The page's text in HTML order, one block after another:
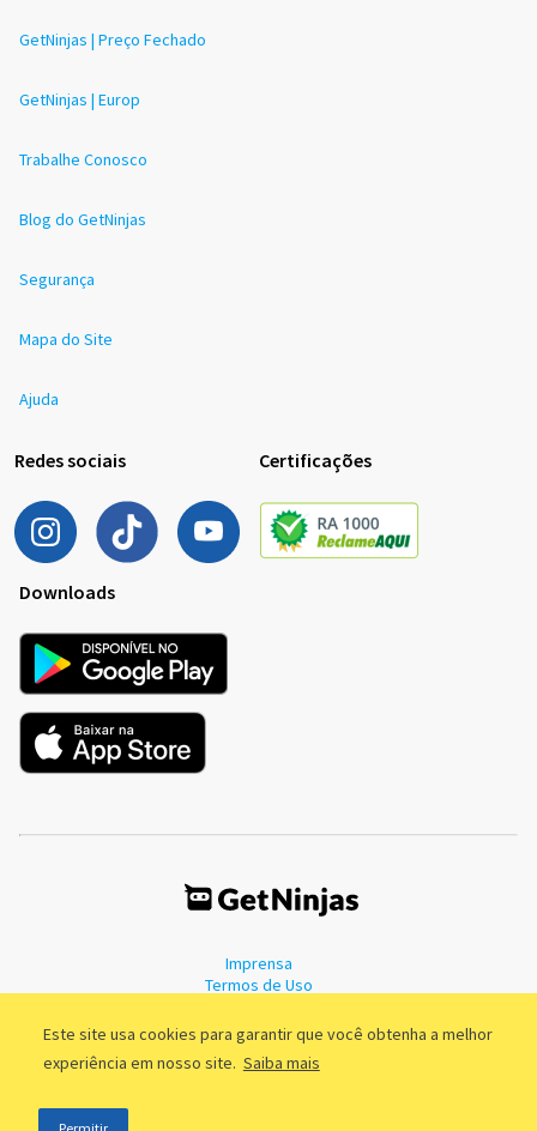
Este site usa cookies para garantir que você obtenha a melhor
experiência em nosso site. Saiba mais
Permitir
GetNinjas | Preço Fechado
GetNinjas | Europ
Trabalhe Conosco
Blog do GetNinjas
Segurança
Mapa do Site
Ajuda
Redes sociais Certificações
Downloads
Imprensa
Termos de Uso
©2011 - 2026, GetNinjas LTDA. CNPJ 55.744.877/0001-89 - Rua Dr.